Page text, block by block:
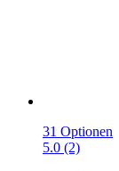
31 Optionen
5.0 (2)